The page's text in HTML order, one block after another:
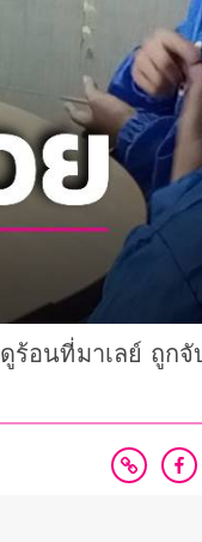
ร้อนที่มาเลย์ ถูก